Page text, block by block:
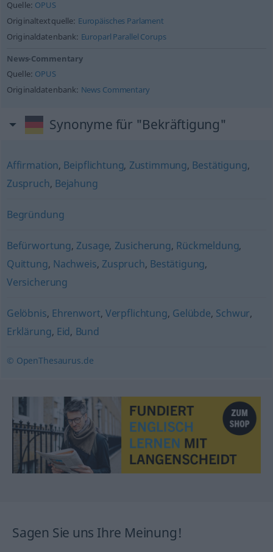
Quelle: OPUS
Originaltextquelle: Europäisches Parlament
Originaldatenbank: Europarl Parallel Corups
News-Commentary
Quelle: OPUS
Originaldatenbank: News Commentary
Synonyme für "Bekräftigung"
Affirmation, Beipflichtung, Zustimmung, Bestätigung,
Zuspruch, Bejahung
Begründung
Befürwortung, Zusage, Zusicherung, Rückmeldung,
Quittung, Nachweis, Zuspruch, Bestätigung,
Versicherung
Gelöbnis, Ehrenwort, Verpflichtung, Gelübde, Schwur,
Erklärung, Eid, Bund
© OpenThesaurus.de
Sagen Sie uns Ihre Meinung!